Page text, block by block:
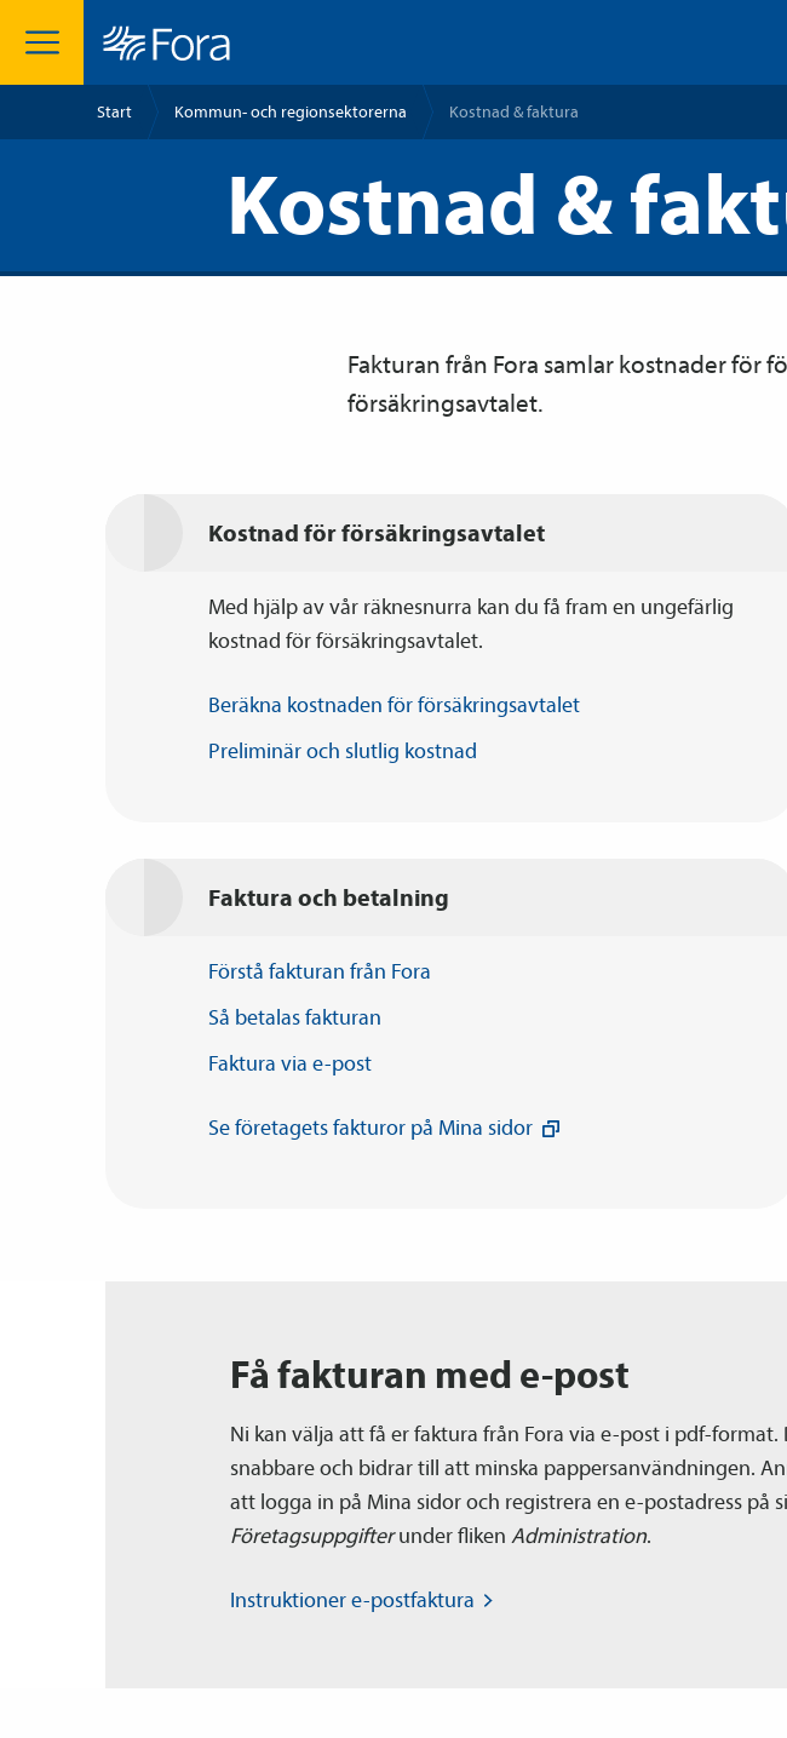
Start Kommun- och regionsektorerna Kostnad & faktura
Kostnad &
Fakturan från Fora samlar kostnader för
försäkrings­avtalet.
Kostnad för försäkrings­avtalet
Med hjälp av vår räknesnurra kan du få fram en ungefärlig
kostnad för försäkrings­avtalet.
Beräkna kostnaden förförsäkrings­avtalet
Preliminär och slutlig kostnad
Faktura och betalning
Förstå fakturan från Fora
Så betalasfakturan
Faktura via e-post
Se företagets fakturor på Mina sidor
Få fakturan med e-post
Ni kan välja att få er faktura från Fora via e-post i pdf-format.
snabbare och bidrar till att minska pappersanvändningen.
att logga in på Mina sidor och registrera en e-postadress på
Företagsuppgifterunder fliken Administration.
Instruktionere-postfaktura